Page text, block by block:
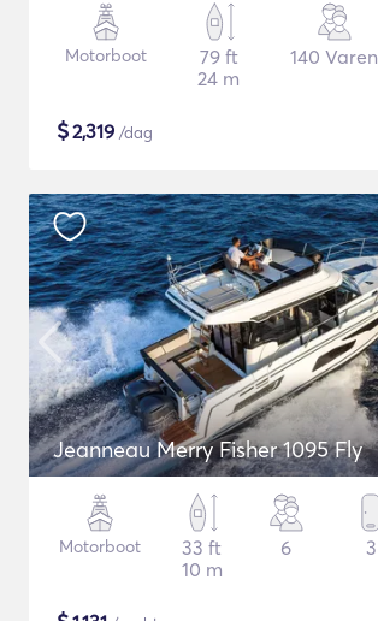
Motorboot
79 ft
24 m
140 Varen
$2,319 /dag
Jeanneau Merry Fisher 1095 Fly
Motorboot
33 ft
10 m
6 3